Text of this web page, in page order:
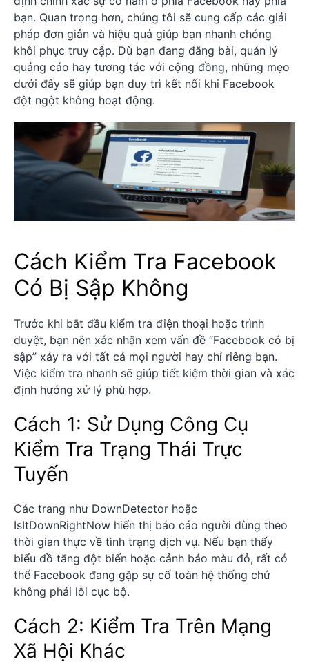
bạn. Quan trọng hơn, chúng tôi sẽ cung cấp các giải
pháp đơn giản và hiệu quả giúp bạn nhanh chóng
khôi phục truy cập. Dù bạn đang đăng bài, quản lý
quảng cáo hay tương tác với cộng đồng, những mẹo
dưới đây sẽ giúp bạn duy trì kết nối khi Facebook
đột ngột không hoạt động.
Cách Kiểm Tra Facebook
Có Bị Sập Không
Trước khi bắt đầu kiểm tra điện thoại hoặc trình
duyệt, bạn nên xác nhận xem vấn đề “Facebook có bị
sập” xảy ra với tất cả mọi người hay chỉ riêng bạn.
Việc kiểm tra nhanh sẽ giúp tiết kiệm thời gian và xác
định hướng xử lý phù hợp.
Cách 1: Sử Dụng Công Cụ
Kiểm Tra Trạng Thái Trực
Tuyến
Các trang như DownDetector hoặc
IsItDownRightNow hiển thị báo cáo người dùng theo
thời gian thực về tình trạng dịch vụ. Nếu bạn thấy
biểu đồ tăng đột biến hoặc cảnh báo màu đỏ, rất có
thể Facebook đang gặp sự cố toàn hệ thống chứ
không phải lỗi cục bộ.
Cách 2: Kiểm Tra Trên Mạng
Xã Hội Khác